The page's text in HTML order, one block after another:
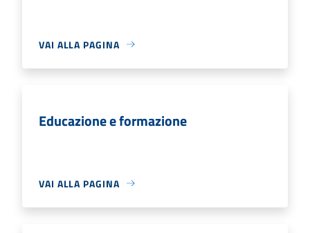
VAI ALLA PAGINA
Educazione e formazione
VAI ALLA PAGINA